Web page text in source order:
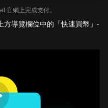
官網上完成支付。
方導覽欄位中的「快速買幣」-